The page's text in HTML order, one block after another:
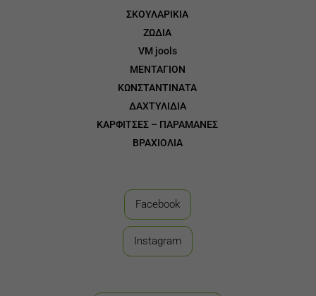
ΣΚΟΥΛΑΡΙΚΙΑ
ΖΩΔΙΑ
VM jools
ΜΕΝΤΑΓΙΟΝ
ΚΩΝΣΤΑΝΤΙΝΑΤΑ
ΔΑΧΤΥΛΙΔΙΑ
ΚΑΡΦΙΤΣΕΣ – ΠΑΡΑΜΑΝΕΣ
ΒΡΑΧΙΟΛΙΑ
Facebook
Instagram